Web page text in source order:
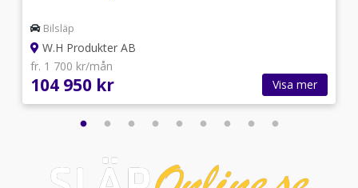
Bilsläp
W.H Produkter AB
fr. 1 700 kr/mån
104 950 kr Visa mer